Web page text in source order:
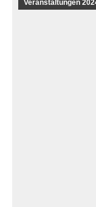
Veranstaltungen